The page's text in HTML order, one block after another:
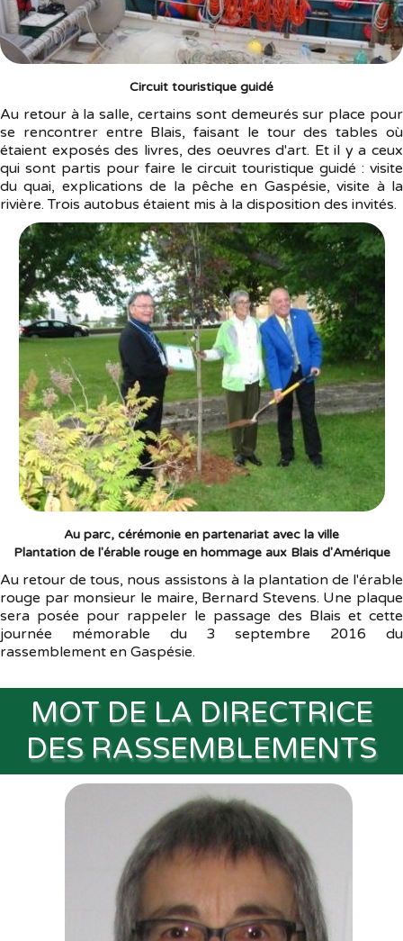
Circuit touristique guidé
Au retour à la salle, certains sont demeurés sur place pour
se rencontrer entre Blais, faisant le tour des tables où
étaient exposés des livres, des oeuvres d'art. Et il y a ceux
qui sont partis pour faire le circuit touristique guidé : visite
du quai, explications de la pêche en Gaspésie, visite à la
rivière. Trois autobus étaient mis à la disposition des invités.
Au parc, cérémonie en partenariat avec la ville
Plantation de l'érable rouge en hommage aux Blais d'Amérique
Au retour de tous, nous assistons à la plantation de l'érable
rouge par monsieur le maire, Bernard Stevens. Une plaque
sera posée pour rappeler le passage des Blais et cette
journée mémorable du 3 septembre 2016 du
rassemblement en Gaspésie.
MOT DE LA DIRECTRICE
DES RASSEMBLEMENTS